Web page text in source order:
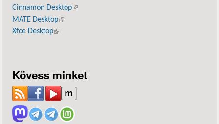
Cinnamon Desktop(külső hivatkozás)
MATE Desktop(külső hivatkozás)
Xfce Desktop(külső hivatkozás)
Kövess minket